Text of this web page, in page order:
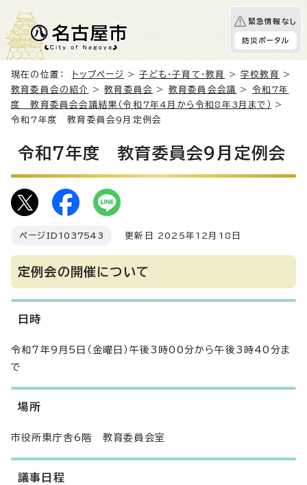
緊急情報なし
防災ポータル
現在の位置： トップページ >子ども・子育て・教育 >学校教育
>
教育委員会の紹介
>教育委員会 > 教育委員会会議 > 令和7年
度 教育委員会会議結果（令和7年4月から令和8年3月まで）
>
令和7年度 教育委員会9月定例会
令和7年度 教育委員会9月定例会
ページID 1037543 更新日 2025年12月18日
定例会の開催について
日時
令和7年9月5日（金曜日）午後3時00分から午後3時40分ま
で
場所
市役所東庁舎6階 教育委員会室
議事日程